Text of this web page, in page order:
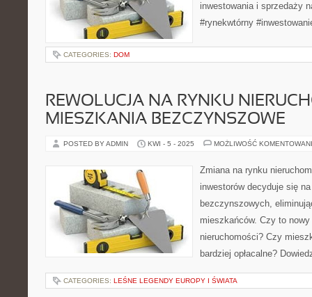
inwestowania i sprzedaży
#rynekwtórny
CATEGORIES: DOM
REWOLUCJA NA RYNKU
MIESZKANIA BEZCZYNSZOWE
POSTED BY ADMIN KWI - 5 - 2025 MOŻLIWOŚĆ
Zmiana na rynku
inwestorów decyduje się
bezczynszowych,
mieszkańców. Czy to
nieruchomości? Czy
bardziej opłacalne?
CATEGORIES: LEŚNE LEGENDY EUROPY I ŚWIATA